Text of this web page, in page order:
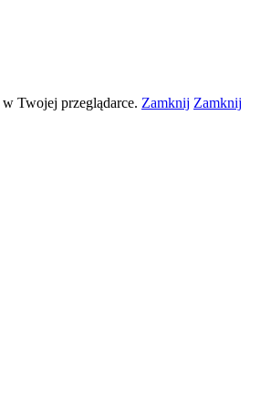
w Twojej przeglądarce. Zamknij Zamknij